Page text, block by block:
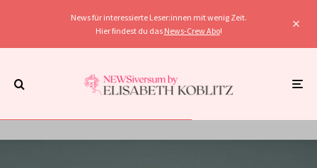
News für interessierte Leser:innen mit wenig Zeit.
Hier findest du das News-Crew Abo!